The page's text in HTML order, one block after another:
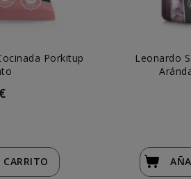
Porkitup
CARRITO
Leonardo